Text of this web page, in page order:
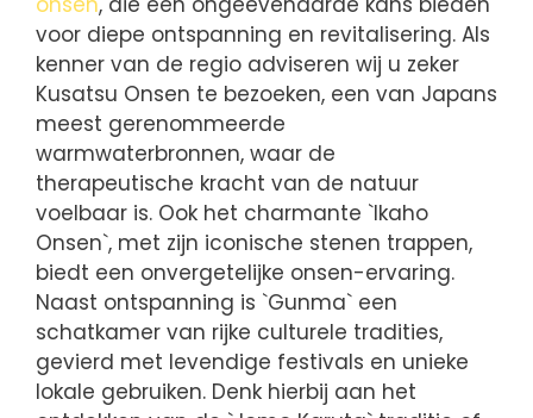
voor diepe ontspanning en revitalisering. Als
kenner van de regio adviseren wij u zeker
Kusatsu Onsen te bezoeken, een van Japans
meest gerenommeerde
warmwaterbronnen, waar de
therapeutische kracht van de natuur
voelbaar is. Ook het charmante `Ikaho
Onsen`, met zijn iconische stenen trappen,
biedt een onvergetelijke onsen-ervaring.
Naast ontspanning is `Gunma` een
schatkamer van rijke culturele tradities,
gevierd met levendige festivals en unieke
lokale gebruiken. Denk hierbij aan het